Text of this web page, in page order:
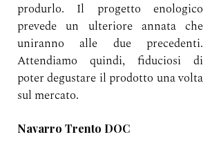
produrlo. Il progetto enologico
prevede un ulteriore annata che
uniranno alle due precedenti.
Attendiamo quindi, fiduciosi di
poter degustare il prodotto una volta
sul mercato.
Navarro Trento DOC